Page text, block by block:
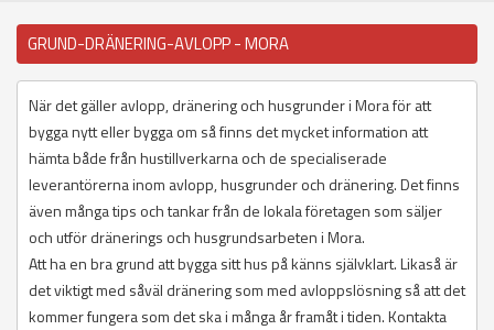
GRUND-DRÄNERING-AVLOPP - MORA
När det gäller avlopp, dränering och husgrunder i Mora för att
bygga nytt eller bygga om så finns det mycket information att
hämta både från hustillverkarna och de specialiserade
leverantörerna inom avlopp, husgrunder och dränering. Det finns
även många tips och tankar från de lokala företagen som säljer
och utför dränerings och husgrundsarbeten i Mora.
Att ha en bra grund att bygga sitt hus på känns självklart. Likaså är
det viktigt med såväl dränering som med avloppslösning så att det
kommer fungera som det ska i många år framåt i tiden. Kontakta